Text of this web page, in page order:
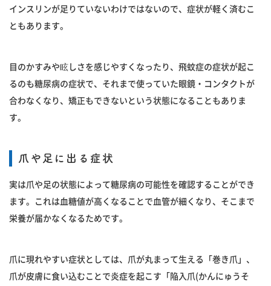
インスリンが足りていないわけではないので、症状が軽く済むこ
ともあります。
目のかすみや眩しさを感じやすくなったり、飛蚊症の症状が起こ
るのも糖尿病の症状で、それまで使っていた眼鏡・コンタクトが
合わなくなり、矯正もできないという状態になることもありま
す。
爪や足に出る症状
実は爪や足の状態によって糖尿病の可能性を確認することができ
ます。これは血糖値が高くなることで血管が細くなり、そこまで
栄養が届かなくなるためです。
爪に現れやすい症状としては、爪が丸まって生える「巻き爪」、
爪が皮膚に食い込むことで炎症を起こす「陥入爪(かんにゅうそ